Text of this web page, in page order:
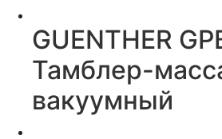
GUENTHER
Тамблер-
вакуумный